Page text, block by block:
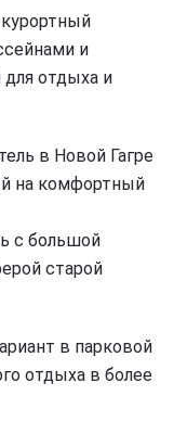
и
для отдыха и
в Новой Гагре
на комфортный
с большой
старой
в парковой
отдыха в более